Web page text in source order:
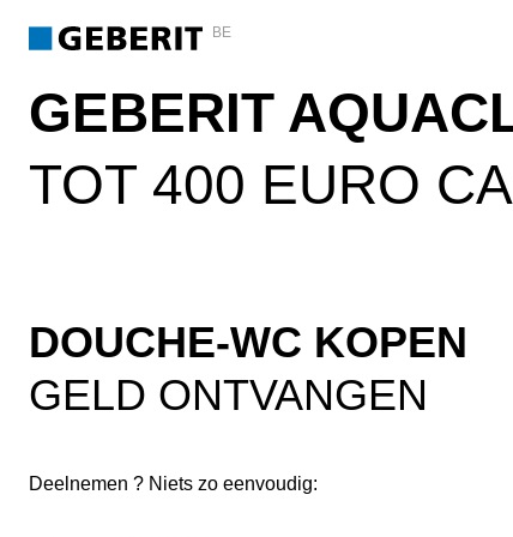
BE
GEBERIT
TOT 400 EURO
DOUCHE-WC KOPEN
GELD ONTVANGEN
Deelnemen ? Niets zo eenvoudig: